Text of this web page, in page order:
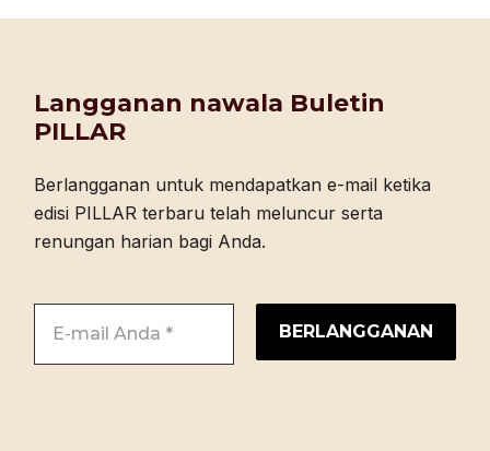
Langganan nawala Buletin
PILLAR
Berlangganan untuk mendapatkan e-mail ketika
edisi PILLAR terbaru telah meluncur serta
renungan harian bagi Anda.